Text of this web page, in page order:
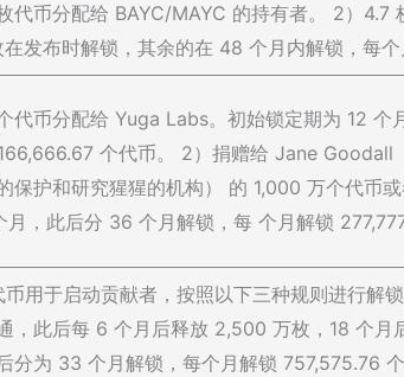
代币分配给 BAYC/MAYC 的持有者。 2）4.7
在发布时解锁，其余的在 48 个月内解锁，每
代币分配给 Yuga Labs。初始锁定期为 12
个代币。 2）捐赠给 Jane
保护和研究猩猩的机构） 的 1,000 万个代币
月，此后分 36 个月解锁，每 个月解锁
币用于启动贡献者，按照以下三种规则进行解
，此后每 6 个月后释放 2,500 万枚，18 个月
分为 33 个月解锁，每个月解锁 757,575.76